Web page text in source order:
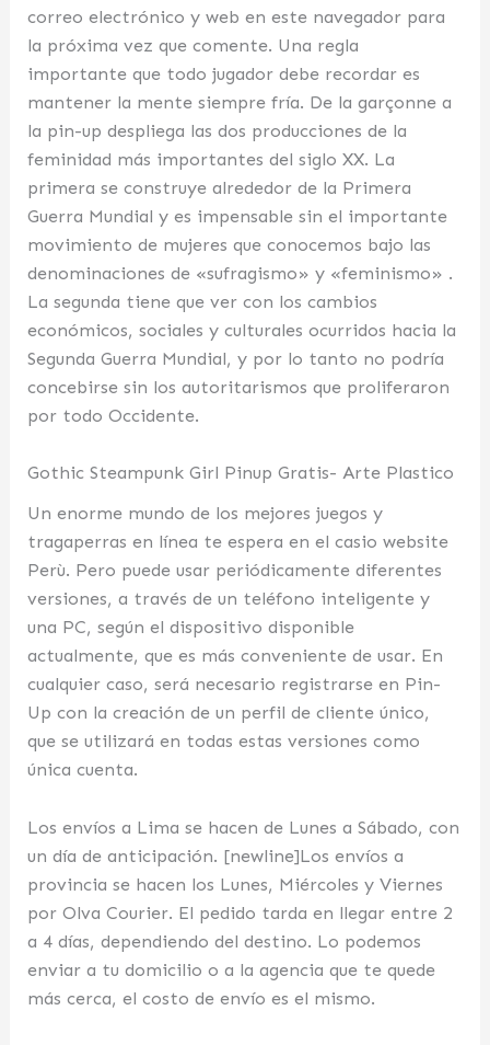
correo electrónico y web en este navegador para
la próxima vez que comente. Una regla
importante que todo jugador debe recordar es
mantener la mente siempre fría. De la garçonne a
la pin-up despliega las dos producciones de la
feminidad más importantes del siglo XX. La
primera se construye alrededor de la Primera
Guerra Mundial y es impensable sin el importante
movimiento de mujeres que conocemos bajo las
denominaciones de «sufragismo» y «fe­minismo» .
La segunda tiene que ver con los cambios
económicos, sociales y culturales ocurridos hacia la
Segunda Guerra Mundial, y por lo tanto no podría
concebirse sin los autoritarismos que proliferaron
por todo Occidente.
Gothic Steampunk Girl Pinup Gratis- Arte Plastico
Un enorme mundo de los mejores juegos y
tragaperras en línea te espera en el casio website
Perù. Pero puede usar periódicamente diferentes
versiones, a través de un teléfono inteligente y
una PC, según el dispositivo disponible
actualmente, que es más conveniente de usar. En
cualquier caso, será necesario registrarse en Pin-
Up con la creación de un perfil de cliente único,
que se utilizará en todas estas versiones como
única cuenta.
Los envíos a Lima se hacen de Lunes a Sábado, con
un día de anticipación. [newline]Los envíos a
provincia se hacen los Lunes, Miércoles y Viernes
por Olva Courier. El pedido tarda en llegar entre 2
a 4 días, dependiendo del destino. Lo podemos
enviar a tu domicilio o a la agencia que te quede
más cerca, el costo de envío es el mismo.